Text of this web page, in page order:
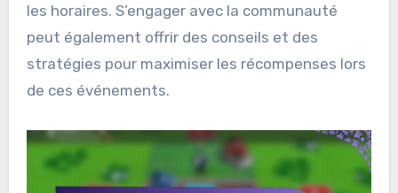
les horaires. S’engager avec la communauté
peut également offrir des conseils et des
stratégies pour maximiser les récompenses lors
de ces événements.